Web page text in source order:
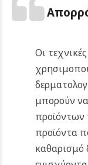
Οι
μπορούν
προϊόντων
προϊόντα
καθαρισμό